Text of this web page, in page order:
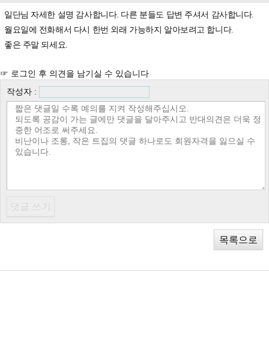
일단님 자세한 설명 감사합니다. 다른 분들도 답변 주셔서 감사합니다.
월요일에 전화해서 다시 한번 외래 가능하지 알아보려고 합니다.
좋은 주말 되세요.
☞ 로그인 후 의견을 남기실 수 있습니다
작성자 :
목록으로